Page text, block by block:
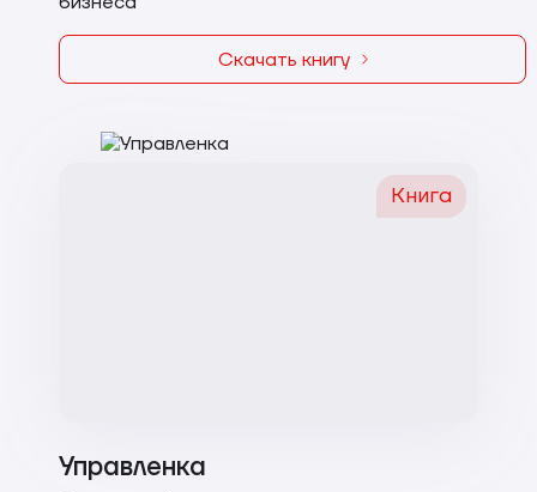
Скачать книгу
Книга
Управленка